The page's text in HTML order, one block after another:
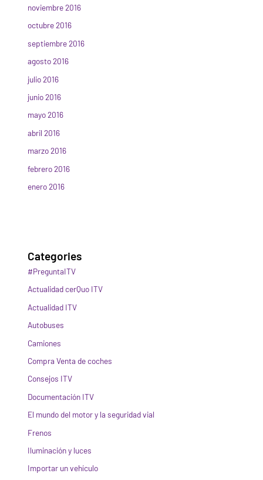
noviembre 2016
octubre 2016
septiembre 2016
agosto 2016
julio 2016
junio 2016
mayo 2016
abril 2016
marzo 2016
febrero 2016
enero 2016
Categories
#PreguntaITV
Actualidad cerQuo ITV
Actualidad ITV
Autobuses
Camiones
Compra Venta de coches
Consejos ITV
Documentación ITV
El mundo del motor y la seguridad vial
Frenos
Iluminación y luces
Importar un vehículo